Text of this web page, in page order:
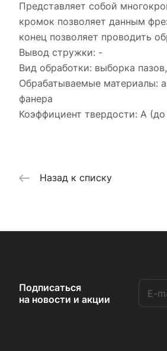
Представляет собой
кромок позволяет данным
конец позволяет проводить
Вывод стружки: -
Вид обработки: выборка
Обрабатываемые материалы:
фанера
Коэффициент твердости: A (до
Назад к списку
Подписаться
на новости и акции